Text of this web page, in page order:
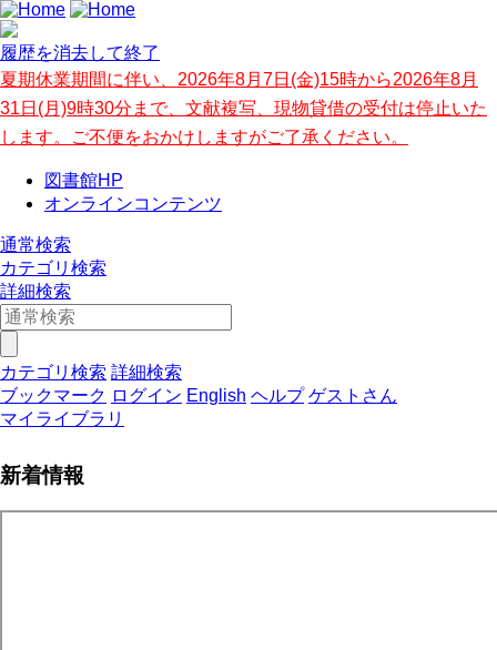
履歴を消去して終了
夏期休業期間に伴い、2026年8月7日(金)15時から2026年8月
31日(月)9時30分まで、文献複写、現物貸借の受付は停止いた
します。ご不便をおかけしますがご了承ください。
図書館HP
オンラインコンテンツ
通常検索
カテゴリ検索
詳細検索
カテゴリ検索 詳細検索
ブックマーク ログイン English ヘルプ ゲストさん
マイライブラリ
新着情報